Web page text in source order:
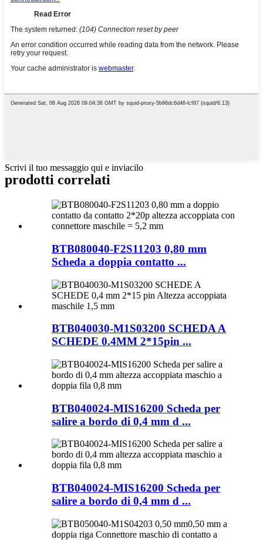
Scrivi il tuo messaggio qui e inviacilo
prodotti correlati
BTB080040-F2S11203 0,80 mm
Scheda a doppia contatto ...
BTB040030-M1S03200 SCHEDA A
SCHEDE 0.4MM 2*15pin ...
BTB040024-MIS16200 Scheda per
salire a bordo di 0,4 mm d ...
BTB040024-MIS16200 Scheda per
salire a bordo di 0,4 mm d ...